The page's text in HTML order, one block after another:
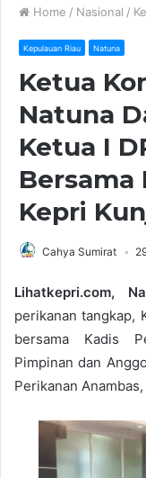
Home / Nasional /
Kepulauan Riau Natuna
Ketua
Natuna
Ketua I
Bersama
Kepri
Cahya Sumirat
Lihatkepri.com,
perikanan tangkap,
bersama Kadis
Pimpinan dan
Perikanan